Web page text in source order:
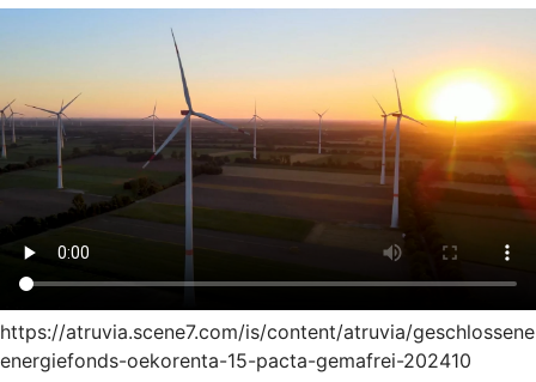
https://atruvia.scene7.com/is/content/atruvia/
energiefonds-oekorenta-15-pacta-gemafrei-202410